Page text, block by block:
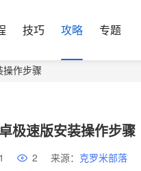
技巧 攻略 专题
作步骤
极速版安装操作步骤
2 来源： 克罗米部落